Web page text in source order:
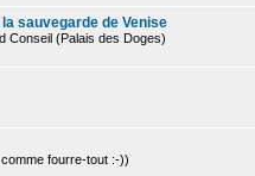
sauvegarde de Venise
Conseil (Palais des Doges)
fourre-tout :-))